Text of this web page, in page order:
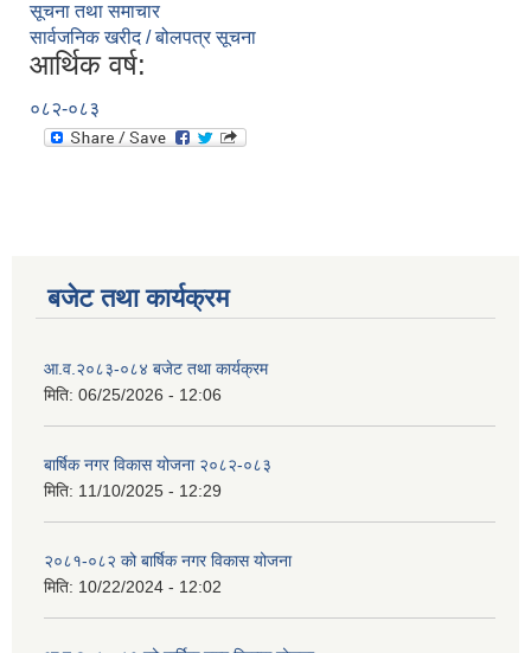
सूचना तथा समाचार
सार्वजनिक खरीद / बोलपत्र सूचना
आर्थिक वर्ष:
०८२-०८३
बजेट तथा कार्यक्रम
आ.व.२०८३-०८४ बजेट तथा कार्यक्रम
मिति: 06/25/2026 - 12:06
बार्षिक नगर विकास योजना २०८२-०८३
मिति: 11/10/2025 - 12:29
२०८१-०८२ को बार्षिक नगर विकास योजना
मिति: 10/22/2024 - 12:02